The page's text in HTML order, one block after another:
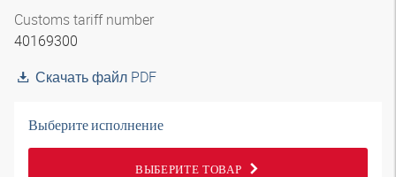
Customs tariff number
40169300
Скачать файл PDF
Выберите исполнение
ВЫБЕРИТЕ ТОВАР